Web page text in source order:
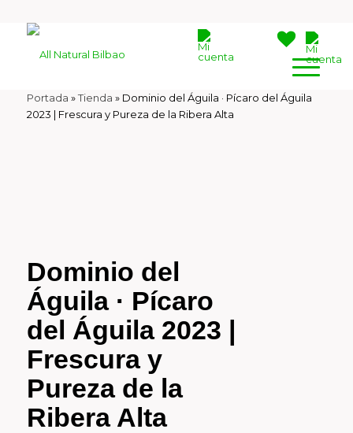
Portada »Tienda » Dominio del Águila · Pícaro del Águila
2023 | Frescura y Pureza de la Ribera Alta
Dominio del
Águila · Pícaro
del Águila 2023 |
Frescura y
Pureza de la
Ribera Alta